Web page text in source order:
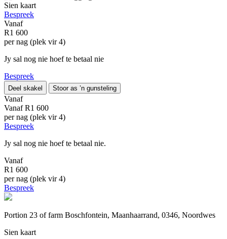
Sien kaart
Bespreek
Vanaf
R1 600
per nag (plek vir 4)
Jy sal nog nie hoef te betaal nie
Bespreek
Deel skakel Stoor as ’n gunsteling
Vanaf
Vanaf R1 600
per nag (plek vir 4)
Bespreek
Jy sal nog nie hoef te betaal nie.
Vanaf
R1 600
per nag (plek vir 4)
Bespreek
Portion 23 of farm Boschfontein, Maanhaarrand, 0346, Noordwes
Sien kaart